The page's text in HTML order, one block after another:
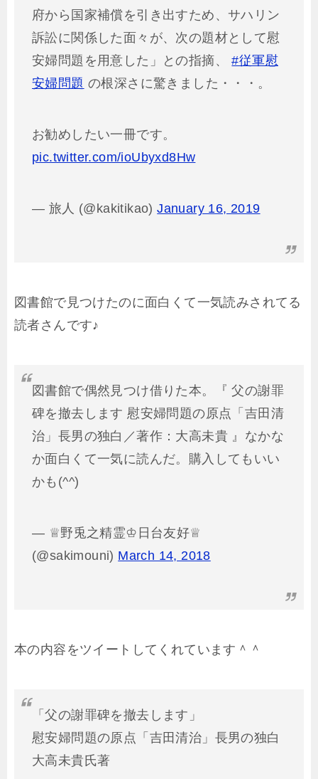
府から国家補償を引き出すため、サハリン
訴訟に関係した面々が、次の題材として慰
安婦問題を用意した」との指摘、#従軍慰
安婦問題 の根深さに驚きました・・・。
お勧めしたい一冊です。
pic.twitter.com/ioUbyxd8Hw
— 旅人 (@kakitikao)January 16, 2019
図書館で見つけたのに面白くて一気読みされてる
読者さんです♪
図書館で偶然見つけ借りた本。『 父の謝罪
碑を撤去します 慰安婦問題の原点「吉田清
治」長男の独白／著作：大高未貴 』なかな
か面白くて一気に読んだ。購入してもいい
かも(^^)
— ♕野兎之精霊♔日台友好♕
(@sakimouni) March 14, 2018
本の内容をツイートしてくれています＾＾
「父の謝罪碑を撤去します」
慰安婦問題の原点「吉田清治」長男の独白
大高未貴氏著